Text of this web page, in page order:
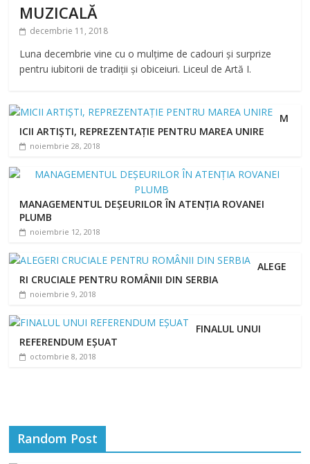
MUZICALĂ
decembrie 11, 2018
Luna decembrie vine cu o mulțime de cadouri și surprize
pentru iubitorii de tradiții și obiceiuri. Liceul de Artă I.
M
ICII ARTIȘTI, REPREZENTAȚIE PENTRU MAREA UNIRE
noiembrie 28, 2018
MANAGEMENTUL DEȘEURILOR ÎN ATENȚIA ROVANEI
PLUMB
noiembrie 12, 2018
ALEGE
RI CRUCIALE PENTRU ROMÂNII DIN SERBIA
noiembrie 9, 2018
FINALUL UNUI
REFERENDUM EȘUAT
octombrie 8, 2018
Random Post